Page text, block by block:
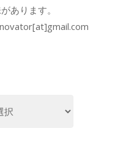
あります。